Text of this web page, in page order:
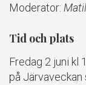
Moderator:
Tid och plats
Fredag 2 juni kl
på Järvaveckan